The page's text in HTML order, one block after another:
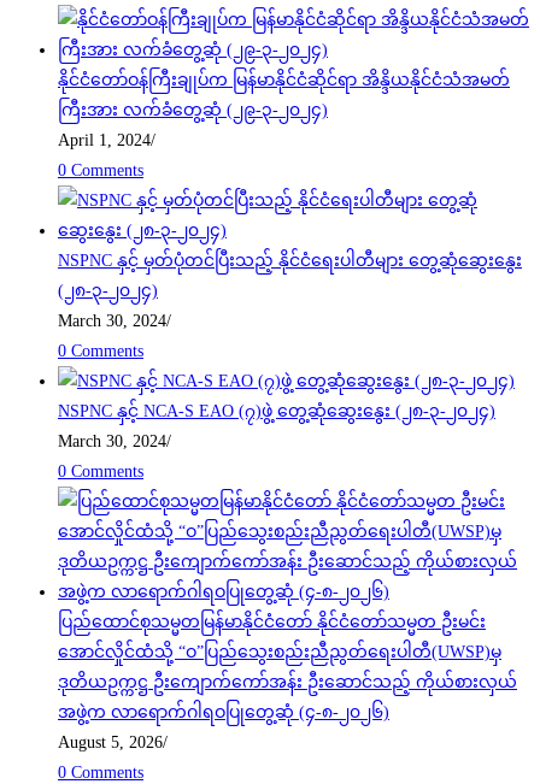
နိုင်ငံတော်ဝန်ကြီးချုပ်က မြန်မာနိုင်ငံဆိုင်ရာ အိန္ဒိယနိုင်ငံသံအမတ်
ကြီးအား လက်ခံတွေ့ဆုံ (၂၉-၃-၂၀၂၄)
April 1, 2024/
0 Comments
NSPNC နှင့် မှတ်ပုံတင်ပြီးသည့် နိုင်ငံရေးပါတီများ တွေ့ဆုံဆွေးနွေး
(၂၈-၃-၂၀၂၄)
March 30, 2024/
0 Comments
NSPNC နှင့် NCA-S EAO (၇)ဖွဲ့ တွေ့ဆုံဆွေးနွေး (၂၈-၃-၂၀၂၄)
March 30, 2024/
0 Comments
ပြည်ထောင်စုသမ္မတမြန်မာနိုင်ငံတော် နိုင်ငံတော်သမ္မတ ဦးမင်း
အောင်လှိုင်ထံသို့ “ဝ”ပြည်သွေးစည်းညီညွတ်ရေးပါတီ(UWSP)မှ
ဒုတိယဥက္ကဋ္ဌ ဦးကျောက်ကော်အန်း ဦးဆောင်သည့် ကိုယ်စားလှယ်
အဖွဲ့က လာရောက်ဂါရဝပြုတွေ့ဆုံ (၄-၈-၂၀၂၆)
August 5, 2026/
0 Comments